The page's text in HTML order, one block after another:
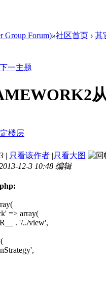
Group Forum)»社区首页 › 其
| 只看该作者 |只看大图
12-3 10:48 编辑
=> array(
. '/../view',